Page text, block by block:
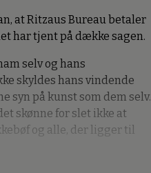
at Ritzaus Bureau betaler
har tjent på dække sagen.
selv og hans
skyldes hans vindende
syn på kunst som dem selv.
skønne for slet ikke at
og alle, der ligger til